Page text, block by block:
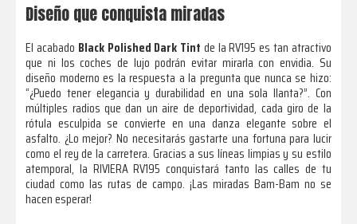
Diseño que conquista miradas
El acabado Black Polished Dark Tint de la RV195 es tan atractivo
que ni los coches de lujo podrán evitar mirarla con envidia. Su
diseño moderno es la respuesta a la pregunta que nunca se hizo:
“¿Puedo tener elegancia y durabilidad en una sola llanta?”. Con
múltiples radios que dan un aire de deportividad, cada giro de la
rótula esculpida se convierte en una danza elegante sobre el
asfalto. ¿Lo mejor? No necesitarás gastarte una fortuna para lucir
como el rey de la carretera. Gracias a sus líneas limpias y su estilo
atemporal, la RIVIERA RV195 conquistará tanto las calles de tu
ciudad como las rutas de campo. ¡Las miradas Bam-Bam no se
hacen esperar!